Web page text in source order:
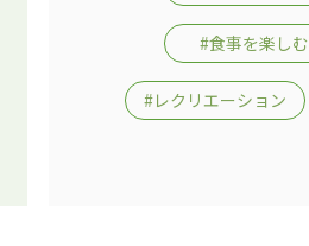
#食事を楽しむ
#レクリエーション